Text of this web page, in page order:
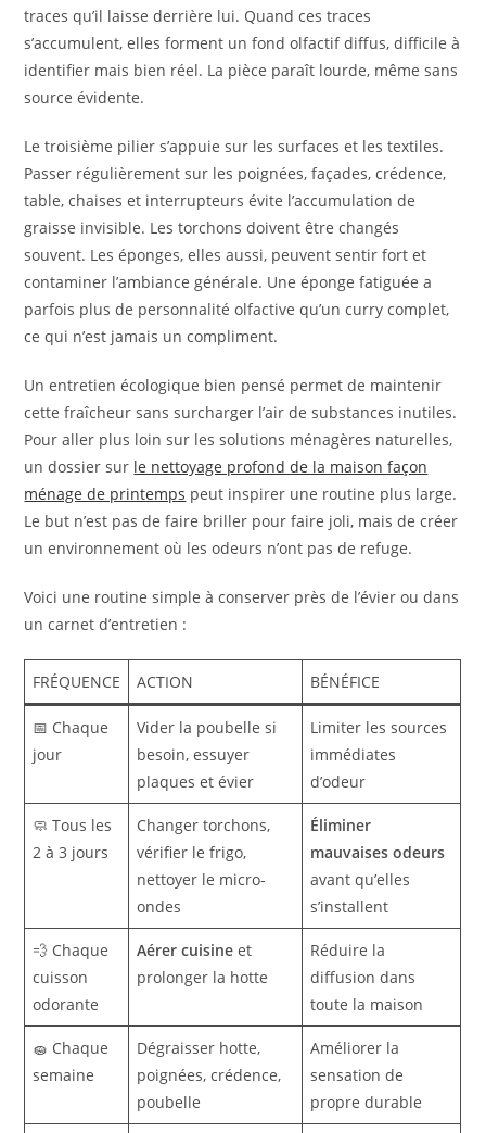
traces qu’il laisse derrière lui. Quand ces traces
s’accumulent, elles forment un fond olfactif diffus, difficile à
identifier mais bien réel. La pièce paraît lourde, même sans
source évidente.
Le troisième pilier s’appuie sur les surfaces et les textiles.
Passer régulièrement sur les poignées, façades, crédence,
table, chaises et interrupteurs évite l’accumulation de
graisse invisible. Les torchons doivent être changés
souvent. Les éponges, elles aussi, peuvent sentir fort et
contaminer l’ambiance générale. Une éponge fatiguée a
parfois plus de personnalité olfactive qu’un curry complet,
ce qui n’est jamais un compliment.
Un entretien écologique bien pensé permet de maintenir
cette fraîcheur sans surcharger l’air de substances inutiles.
Pour aller plus loin sur les solutions ménagères naturelles,
un dossier sur le nettoyage profond de la maison façon
ménage de printemps peut inspirer une routine plus large.
Le but n’est pas de faire briller pour faire joli, mais de créer
un environnement où les odeurs n’ont pas de refuge.
Voici une routine simple à conserver près de l’évier ou dans
un carnet d’entretien :
FRÉQUENCE ACTION BÉNÉFICE
📅 Chaque
jour
Vider la poubelle si
besoin, essuyer
plaques et évier
Limiter les sources
immédiates
d’odeur
🧼 Tous les
2 à 3 jours
Changer torchons,
vérifier le frigo,
nettoyer le micro-
ondes
Éliminer
mauvaises odeurs
avant qu’elles
s’installent
💨 Chaque
cuisson
odorante
Aérer cuisine et
prolonger la hotte
Réduire la
diffusion dans
toute la maison
🧽 Chaque
semaine
Dégraisser hotte,
poignées, crédence,
poubelle
Améliorer la
sensation de
propre durable